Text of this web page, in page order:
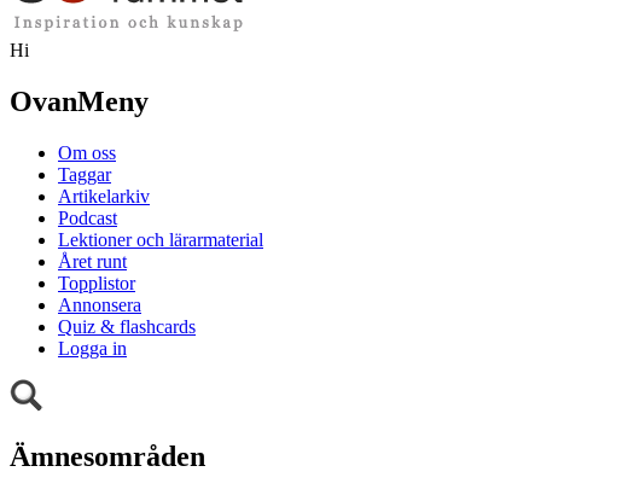
Hi
OvanMeny
Om oss
Taggar
Artikelarkiv
Podcast
Lektioner och lärarmaterial
Året runt
Topplistor
Annonsera
Quiz & flashcards
Logga in
Ämnesområden